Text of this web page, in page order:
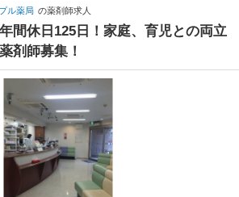
ル薬局 の薬剤師求人
間休日125日！家庭、育児との両立
剤師募集！